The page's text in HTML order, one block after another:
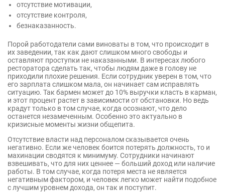
отсутствие мотивации,
отсутствие контроля,
безнаказанность.
Порой работодатели сами виноваты в том, что происходит в
их заведении, так как дают слишком много свободы и
оставляют проступки не наказанными. В интересах любого
ресторатора сделать так, чтобы людям даже в голову не
приходили плохие решения. Если сотрудник уверен в том, что
его зарплата слишком мала, он начинает сам исправлять
ситуацию. Так бармен может до 10% выручки класть в карман,
и этот процент растет в зависимости от обстановки. Но ведь
крадут только в том случае, когда осознают, что дело
останется незамеченным. Особенно это актуально в
кризисные моменты жизни общепита.
Отсутствие власти над персоналом сказывается очень
негативно. Если же человек боится потерять должность, то и
махинации сводятся к минимуму. Сотрудники начинают
взвешивать, что для них ценнее — больший доход или наличие
работы. В том случае, когда потеря места не является
негативным фактором, и человек легко может найти подобное
с лучшим уровнем дохода, он так и поступит.